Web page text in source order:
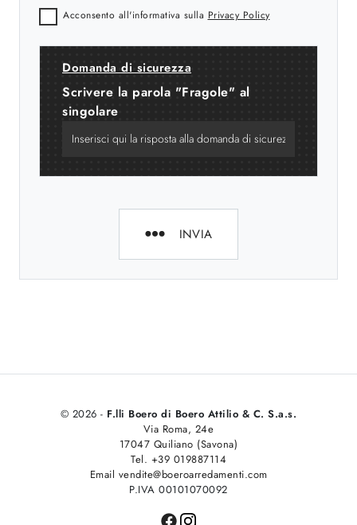
Acconsento all'informativa sulla Privacy Policy
Domanda di sicurezza
Scrivere la parola "Fragole" al
singolare
INVIA
© 2026 - F.lli Boero di Boero Attilio & C. S.a.s.
Via Roma, 24e
17047 Quiliano (Savona)
Tel. +39 019887114
Email vendite@boeroarredamenti.com
P.IVA 00101070092